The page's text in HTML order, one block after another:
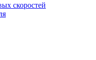
скоростей